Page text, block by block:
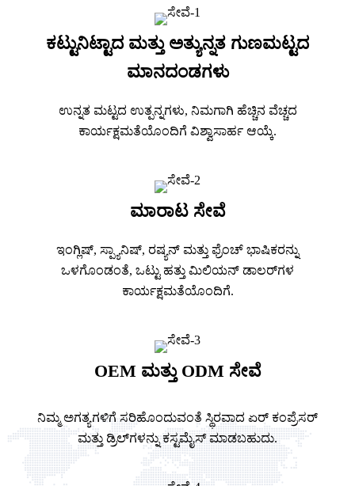
ಕಟ್ಟುನಿಟ್ಟಾದ ಮತ್ತು ಅತ್ಯುನ್ನತ ಗುಣಮಟ್ಟದ
ಮಾನದಂಡಗಳು
ಉನ್ನತ ಮಟ್ಟದ ಉತ್ಪನ್ನಗಳು, ನಿಮಗಾಗಿ ಹೆಚ್ಚಿನ ವೆಚ್ಚದ
ಕಾರ್ಯಕ್ಷಮತೆಯೊಂದಿಗೆ ವಿಶ್ವಾಸಾರ್ಹ ಆಯ್ಕೆ.
ಮಾರಾಟ ಸೇವೆ
ಇಂಗ್ಲಿಷ್, ಸ್ಪ್ಯಾನಿಷ್, ರಷ್ಯನ್ ಮತ್ತು ಫ್ರೆಂಚ್ ಭಾಷಿಕರನ್ನು
ಒಳಗೊಂಡಂತೆ, ಒಟ್ಟು ಹತ್ತು ಮಿಲಿಯನ್ ಡಾಲರ್‌ಗಳ
ಕಾರ್ಯಕ್ಷಮತೆಯೊಂದಿಗೆ.
OEM ಮತ್ತು ODM ಸೇವೆ
ನಿಮ್ಮ ಅಗತ್ಯಗಳಿಗೆ ಸರಿಹೊಂದುವಂತೆ ಸ್ಥಿರವಾದ ಏರ್ ಕಂಪ್ರೆಸರ್
ಮತ್ತು ಡ್ರಿಲ್‌ಗಳನ್ನು ಕಸ್ಟಮೈಸ್ ಮಾಡಬಹುದು.